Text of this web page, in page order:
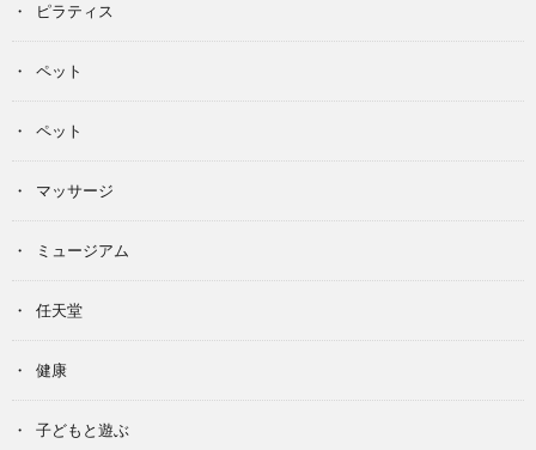
ピラティス
ペット
ペット
マッサージ
ミュージアム
任天堂
健康
子どもと遊ぶ